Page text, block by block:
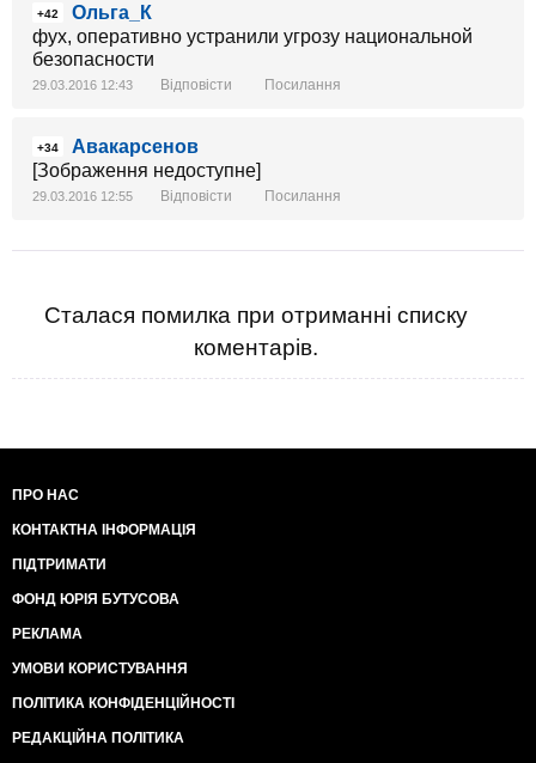
+42
Ольга_К
фух, оперативно устранили угрозу национальной
безопасности
29.03.2016 12:43 Відповісти Посилання
+34
Авакарсенов
[Зображення недоступне]
29.03.2016 12:55 Відповісти Посилання
Сталася помилка при отриманні списку
коментарів.
ПРО НАС
КОНТАКТНА ІНФОРМАЦІЯ
ПІДТРИМАТИ
ФОНД ЮРІЯ БУТУСОВА
РЕКЛАМА
УМОВИ КОРИСТУВАННЯ
ПОЛІТИКА КОНФІДЕНЦІЙНОСТІ
РЕДАКЦІЙНА ПОЛІТИКА